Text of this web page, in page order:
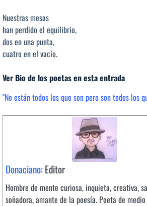
Nuestras mesas
han perdido el equilibrio,
dos en una punta,
cuatro en el vacío.
Ver Bio de los poetas en esta entrada
"No están todos los que son pero son todos los
Donaciano: Editor
Hombre de mente curiosa, inquieta, creativa,
soñadora, amante de la poesía. Poeta de